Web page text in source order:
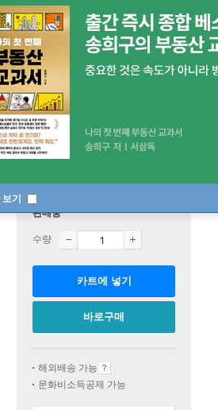
보기
판매중
수량
카트에 넣기
바로구매
해외배송 가능
문화비소득공제 가능